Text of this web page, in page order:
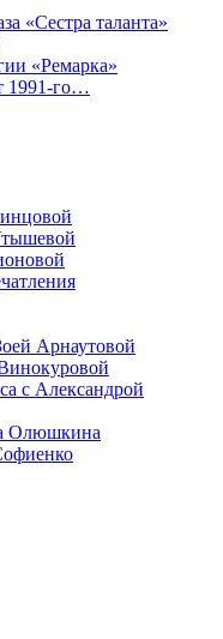
«Сестра таланта»
«Ремарка»
1991-го…
Арнаутовой
с Александрой
Олюшкина